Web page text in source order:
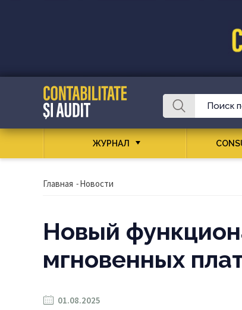
ЖУРНАЛ
Главная -Новости
Новый
мгновенных
01.08.2025